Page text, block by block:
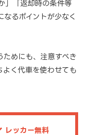
」「返却時の条件等
るポイントが少なく
ためにも、注意すべき
よく代車を使わせても
レッカー無料